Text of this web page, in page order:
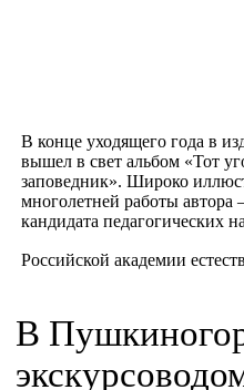
В конце уходящего года в
вышел в свет альбом «Тот
заповедник». Широко
многолетней работы
кандидата педагогических
Российской академии
В